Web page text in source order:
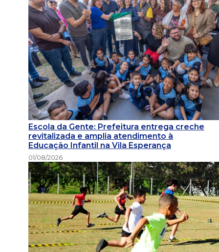
Escola da Gente: Prefeitura entrega creche
revitalizada e amplia atendimento à
Educação Infantil na Vila Esperança
01/08/2026